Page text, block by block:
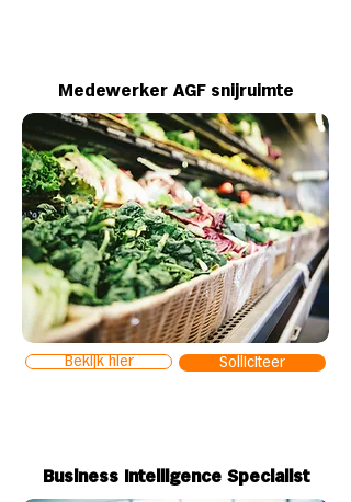
Medewerker AGF snijruimte
Bekijk hier Solliciteer
Business Intelligence Specialist